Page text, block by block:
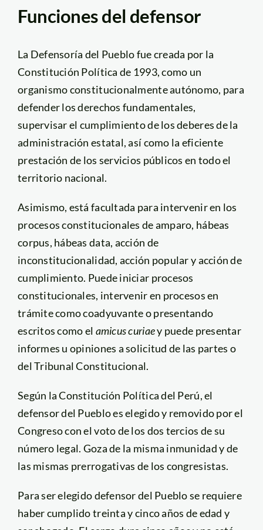
Funciones del defensor
La Defensoría del Pueblo fue creada por la
Constitución Política de 1993, como un
organismo constitucionalmente autónomo, para
defender los derechos fundamentales,
supervisar el cumplimiento de los deberes de la
administración estatal, así como la eficiente
prestación de los servicios públicos en todo el
territorio nacional.
Asimismo, está facultada para intervenir en los
procesos constitucionales de amparo, hábeas
corpus, hábeas data, acción de
inconstitucionalidad, acción popular y acción de
cumplimiento. Puede iniciar procesos
constitucionales, intervenir en procesos en
trámite como coadyuvante o presentando
escritos como el amicus curiaey puede presentar
informes u opiniones a solicitud de las partes o
del Tribunal Constitucional.
Según la Constitución Política del Perú, el
defensor del Pueblo es elegido y removido por el
Congreso con el voto de los dos tercios de su
número legal. Goza de la misma inmunidad y de
las mismas prerrogativas de los congresistas.
Para ser elegido defensor del Pueblo se requiere
haber cumplido treinta y cinco años de edad y